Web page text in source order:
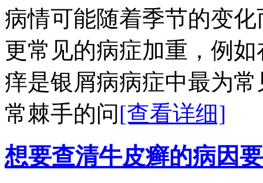
病情可能随着季节的变
更常见的病症加重，例
痒是银屑病病症中最为
常棘手的问[查看详细]
想要查清牛皮癣的病因